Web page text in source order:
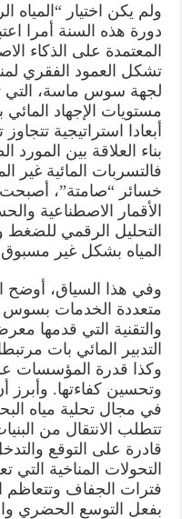
دورة هذه السنة أمرا
المعتمدة على الذكاء
تشكل العمود الفقري
لجهة سوس ماسة، التي
مستويات الإجهاد
أبعادا استراتيجية
بناء العلاقة بين المورد
فالتسربات المائية غير
خسائر “صامتة”، أصبحت
الأقمار الاصطناعية
التحليل الرقمي للضغط
المياه بشكل غير
وفي هذا السياق، أوضح
متعددة الخدمات بسوس
والتقنية التي قدمها
التدبير المائي بات
وكذا قدرة المؤسسات
وتحسين كفاءتها.
في مجال تحلية مياه
تتطلب الانتقال من
قادرة على التوقع
التحولات المناخية التي
فترات الجفاف وتتعاظم
بفعل التوسع الحضري